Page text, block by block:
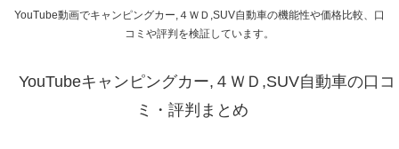
YouTube動画でキャンピングカー,４ＷＤ,SUV自動車の機能性や価格比較、口
コミや評判を検証しています。
YouTubeキャンピングカー,４ＷＤ,SUV自動車の口コ
ミ・評判まとめ